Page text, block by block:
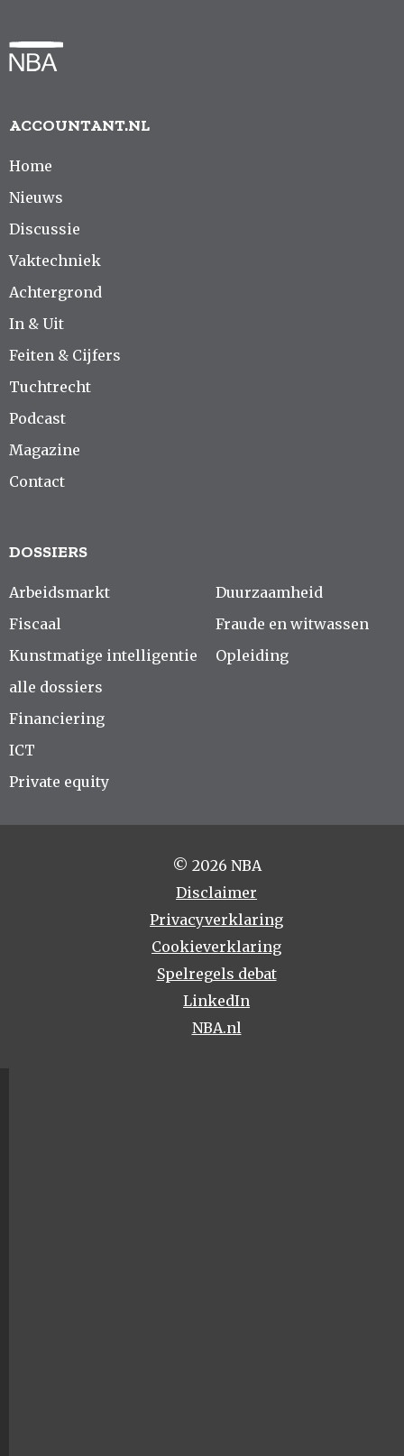
ACCOUNTANT.NL
Home
Nieuws
Discussie
Vaktechniek
Achtergrond
In & Uit
Feiten & Cijfers
Tuchtrecht
Podcast
Magazine
Contact
DOSSIERS
Arbeidsmarkt
Fiscaal
Kunstmatige intelligentie
alle dossiers
Duurzaamheid
Fraude en witwassen
Opleiding
Financiering
ICT
Private equity
© 2026 NBA
Disclaimer
Privacyverklaring
Cookieverklaring
Spelregels debat
LinkedIn
NBA.nl